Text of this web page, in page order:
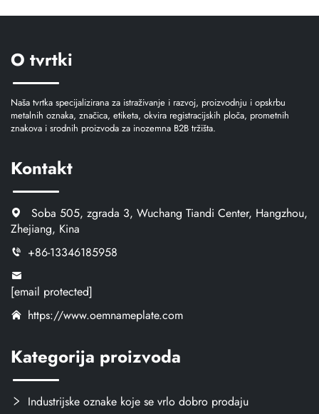
O tvrtki
Naša tvrtka specijalizirana za istraživanje i razvoj, proizvodnju i opskrbu
metalnih oznaka, značica, etiketa, okvira registracijskih ploča, prometnih
znakova i srodnih proizvoda za inozemna B2B tržišta.
Kontakt
Soba 505, zgrada 3, Wuchang Tiandi Center, Hangzhou,
Zhejiang, Kina
+86-13346185958
[email protected]
https://www.oemnameplate.com
Kategorija proizvoda
Industrijske oznake koje se vrlo dobro prodaju